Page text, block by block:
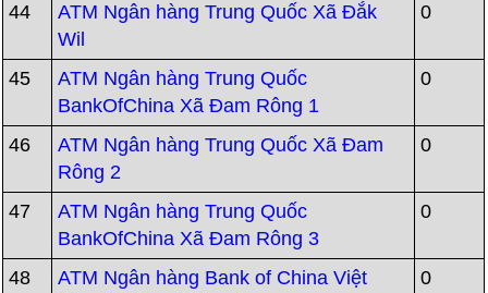
44
ATM Ngân hàng Trung Quốc Xã Đắk
Wil
0
45
ATM Ngân hàng Trung Quốc
BankOfChina Xã Đam Rông 1
0
46
ATM Ngân hàng Trung Quốc Xã Đam
Rông 2
0
47
ATM Ngân hàng Trung Quốc
BankOfChina Xã Đam Rông 3
0
48
ATM Ngân hàng Bank of China Việt
0